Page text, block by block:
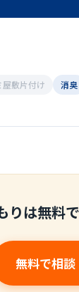
屋敷片付け
消臭
りは無料
無料で相